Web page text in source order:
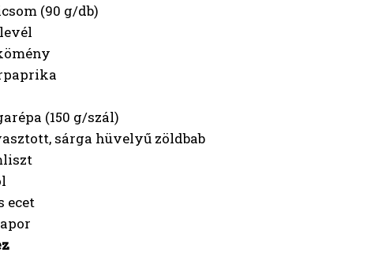
(90 g/db)
(150 g/szál)
sárga hüvelyű zöldbab
ecet